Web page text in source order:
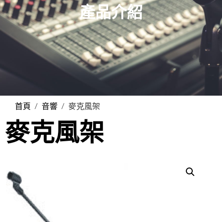
產品介紹
首頁 / 音響 / 麥克風架
麥克風架